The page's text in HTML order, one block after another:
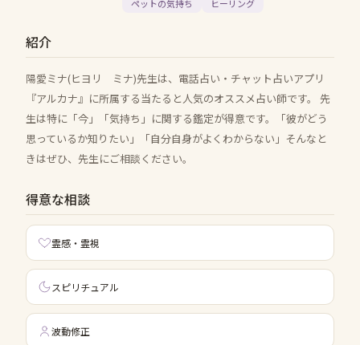
ペットの気持ち
ヒーリング
紹介
陽愛ミナ(ヒヨリ ミナ)先生は、電話占い・チャット占いアプリ
『アルカナ』に所属する当たると人気のオススメ占い師です。 先
生は特に「今」「気持ち」に関する鑑定が得意です。「彼がどう
思っているか知りたい」「自分自身がよくわからない」そんなと
きはぜひ、先生にご相談ください。
得意な相談
霊感・霊視
スピリチュアル
波動修正